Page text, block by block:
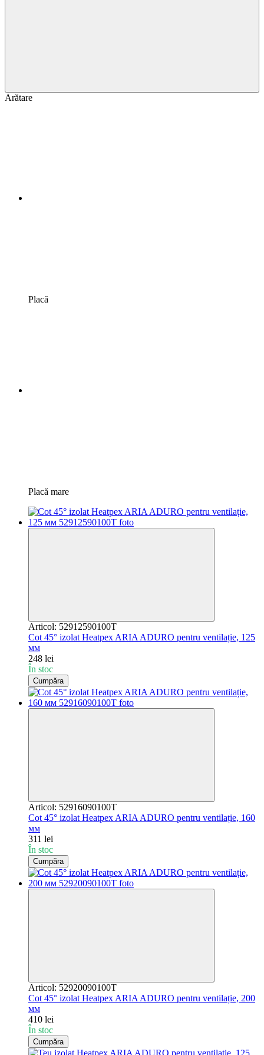
Arătare
Placă
Placă mare
Articol: 52912590100T
Cot 45° izolat Heatpex ARIA ADURO pentru ventilație, 125
мм
248 lei
În stoc
Cumpăra
Articol: 52916090100T
Cot 45° izolat Heatpex ARIA ADURO pentru ventilație, 160
мм
311 lei
În stoc
Cumpăra
Articol: 52920090100T
Cot 45° izolat Heatpex ARIA ADURO pentru ventilație, 200
мм
410 lei
În stoc
Cumpăra